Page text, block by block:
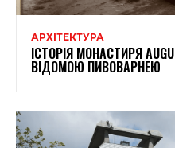
АРХІТЕКТУРА
ІСТОРІЯ МОНАСТИРЯ
ВІДОМОЮ ПИВОВАРНЕЮ